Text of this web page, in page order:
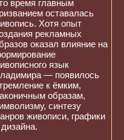
время главным
оставалась
Хотя опыт
рекламных
оказал влияние на
язык
— появилось
к ёмким,
образам,
синтезу
живописи, графики